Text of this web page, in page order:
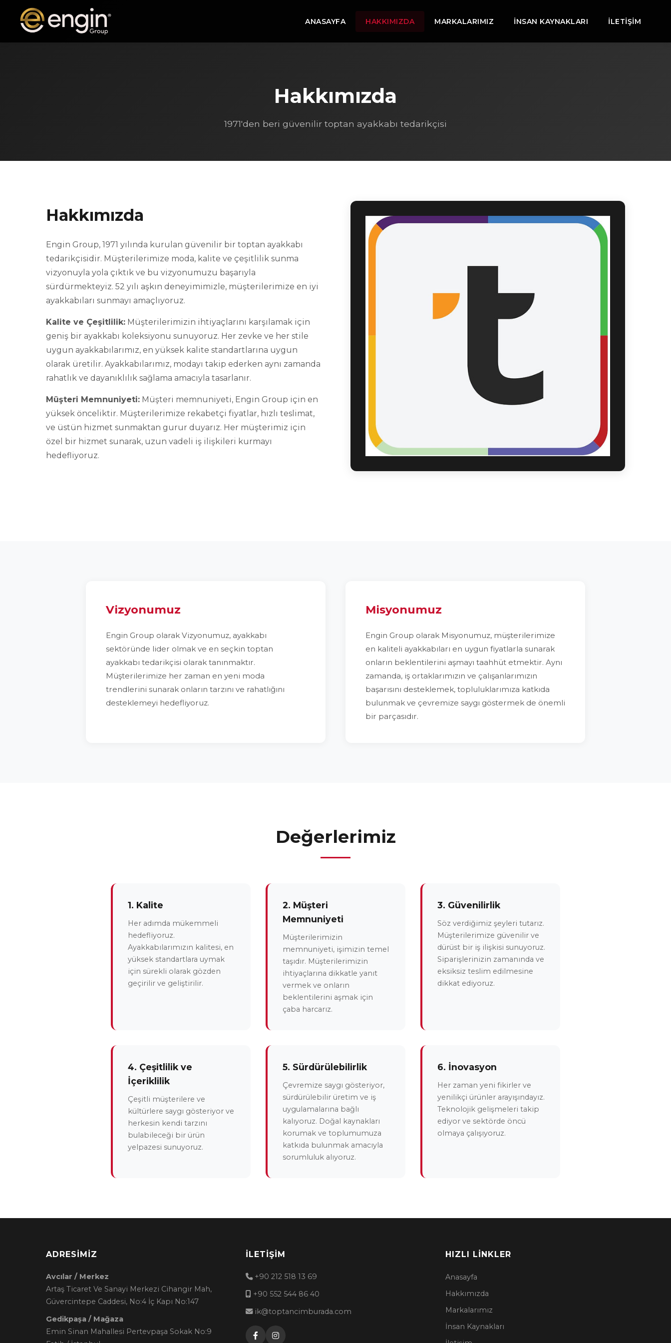
ANASAYFA HAKKIMIZDA MARKALARIMIZ İNSAN KAYNAKLARI İLETIŞIM
Hakkımızda
1971'den beri güvenilir toptan ayakkabı tedarikçisi
Hakkımızda
Engin Group, 1971 yılında kurulan güvenilir bir toptan ayakkabı
tedarikçisidir. Müşterilerimize moda, kalite ve çeşitlilik sunma
vizyonuyla yola çıktık ve bu vizyonumuzu başarıyla
sürdürmekteyiz. 52 yılı aşkın deneyimimizle, müşterilerimize en iyi
ayakkabıları sunmayı amaçlıyoruz.
Kalite ve Çeşitlilik: Müşterilerimizin ihtiyaçlarını karşılamak için
geniş bir ayakkabı koleksiyonu sunuyoruz. Her zevke ve her stile
uygun ayakkabılarımız, en yüksek kalite standartlarına uygun
olarak üretilir. Ayakkabılarımız, modayı takip ederken aynı zamanda
rahatlık ve dayanıklılık sağlama amacıyla tasarlanır.
Müşteri Memnuniyeti: Müşteri memnuniyeti, Engin Group için en
yüksek önceliktir. Müşterilerimize rekabetçi fiyatlar, hızlı teslimat,
ve üstün hizmet sunmaktan gurur duyarız. Her müşterimiz için
özel bir hizmet sunarak, uzun vadeli iş ilişkileri kurmayı
hedefliyoruz.
Vizyonumuz
Engin Group olarak Vizyonumuz, ayakkabı
sektöründe lider olmak ve en seçkin toptan
ayakkabı tedarikçisi olarak tanınmaktır.
Müşterilerimize her zaman en yeni moda
trendlerini sunarak onların tarzını ve rahatlığını
desteklemeyi hedefliyoruz.
Misyonumuz
Engin Group olarak Misyonumuz, müşterilerimize
en kaliteli ayakkabıları en uygun fiyatlarla sunarak
onların beklentilerini aşmayı taahhüt etmektir. Aynı
zamanda, iş ortaklarımızın ve çalışanlarımızın
başarısını desteklemek, topluluklarımıza katkıda
bulunmak ve çevremize saygı göstermek de önemli
bir parçasıdır.
Değerlerimiz
1. Kalite
Her adımda mükemmeli
hedefliyoruz.
Ayakkabılarımızın kalitesi, en
yüksek standartlara uymak
için sürekli olarak gözden
geçirilir ve geliştirilir.
2. Müşteri
Memnuniyeti
Müşterilerimizin
memnuniyeti, işimizin temel
taşıdır. Müşterilerimizin
ihtiyaçlarına dikkatle yanıt
vermek ve onların
beklentilerini aşmak için
çaba harcarız.
3. Güvenilirlik
Söz verdiğimiz şeyleri tutarız.
Müşterilerimize güvenilir ve
dürüst bir iş ilişkisi sunuyoruz.
Siparişlerinizin zamanında ve
eksiksiz teslim edilmesine
dikkat ediyoruz.
4. Çeşitlilik ve
İçeriklilik
Çeşitli müşterilere ve
kültürlere saygı gösteriyor ve
herkesin kendi tarzını
bulabileceği bir ürün
yelpazesi sunuyoruz.
5. Sürdürülebilirlik
Çevremize saygı gösteriyor,
sürdürülebilir üretim ve iş
uygulamalarına bağlı
kalıyoruz. Doğal kaynakları
korumak ve toplumumuza
katkıda bulunmak amacıyla
sorumluluk alıyoruz.
6. İnovasyon
Her zaman yeni fikirler ve
yenilikçi ürünler arayışındayız.
Teknolojik gelişmeleri takip
ediyor ve sektörde öncü
olmaya çalışıyoruz.
ADRESIMIZ
Avcılar / Merkez
Artaş Ticaret Ve Sanayi Merkezi Cihangir Mah,
Güvercintepe Caddesi, No:4 İç Kapı No:147
Gedikpaşa / Mağaza
Emin Sinan Mahallesi Pertevpaşa Sokak No:9
İLETIŞIM
+90 212 518 13 69
+90 552 544 86 40
ik@toptancimburada.com
HIZLI LINKLER
Anasayfa
Hakkımızda
Markalarımız
İnsan Kaynakları